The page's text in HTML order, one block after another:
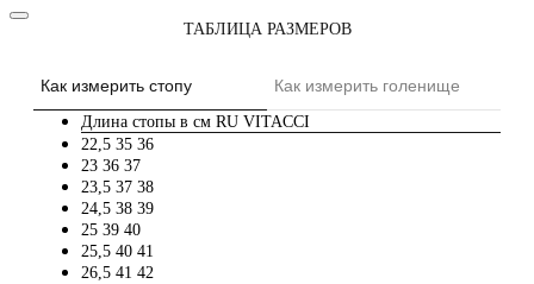
ТАБЛИЦА РАЗМЕРОВ
Как измерить стопу Как измерить голенище
Длина стопы в см RU VITACCI
22,5 35 36
23 36 37
23,5 37 38
24,5 38 39
25 39 40
25,5 40 41
26,5 41 42